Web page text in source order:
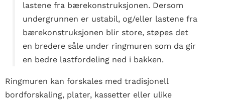
lastene fra bærekonstruksjonen. Dersom
undergrunnen er ustabil, og/eller lastene fra
bærekonstruksjonen blir store, støpes det
en bredere såle under ringmuren som da gir
en bedre lastfordeling ned i bakken.
Ringmuren kan forskales med tradisjonell
bordforskaling, plater, kassetter eller ulike